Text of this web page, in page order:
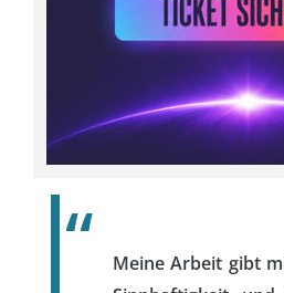
Meine Arbeit gibt